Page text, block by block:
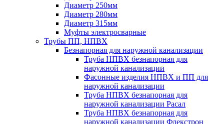
Диаметр 250мм
Диаметр 280мм
Диаметр 315мм
Муфты электросварные
Трубы ПП, НПВХ
Безнапорная для наружной канализации
Труба НПВХ безнапорная для
наружной канализации
Фасонные изделия НПВХ и ПП для
наружной канализации
Труба НПВХ безнапорная для
наружной канализации Расал
Труба НПВХ безнапорная для
наружной канализации Флекстрон